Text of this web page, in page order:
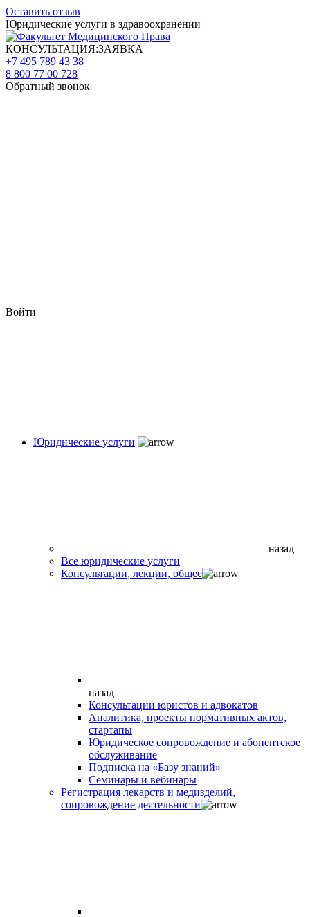
Оставить отзыв
Юридические услуги в здравоохранении
КОНСУЛЬТАЦИЯ:ЗАЯВКА
+7 495 789 43 38
8 800 77 00 728
Обратный звонок
Войти
Юридические услуги
назад
Все юридические услуги
Консультации, лекции, общее
назад
Консультации юристов и адвокатов
Аналитика, проекты нормативных актов,
стартапы
Юридическое сопровождение и абонентское
обслуживание
Подписка на «Базу знаний»
Семинары и вебинары
Регистрация лекарств и медизделий,
сопровождение деятельности